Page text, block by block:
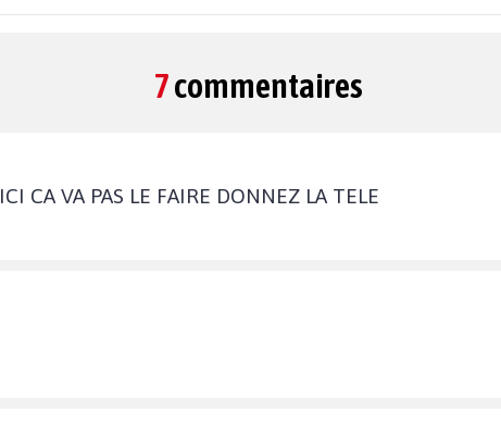
7commentaires
CA VA PAS LE FAIRE DONNEZ LA TELE